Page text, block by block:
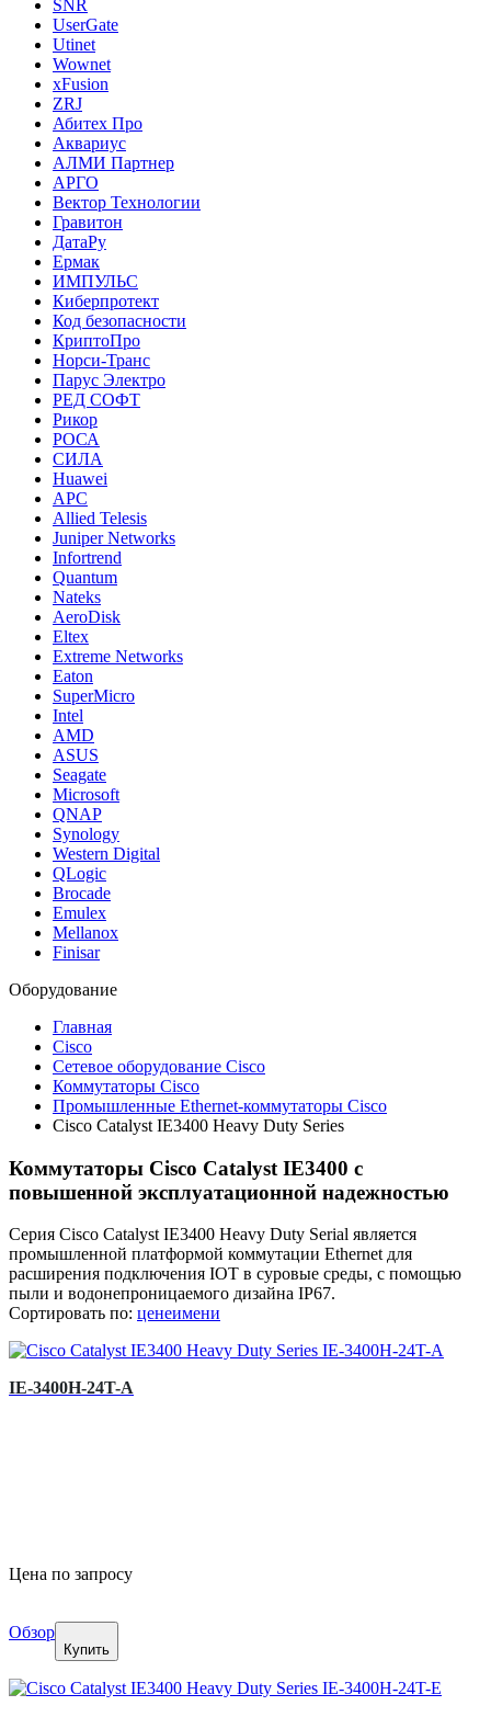
SNR
UserGate
Utinet
Wownet
xFusion
ZRJ
Абитех Про
Аквариус
АЛМИ Партнер
АРГО
Вектор Технологии
Гравитон
ДатаРу
Ермак
ИМПУЛЬС
Киберпротект
Код безопасности
КриптоПро
Норси-Транс
Парус Электро
РЕД СОФТ
Рикор
РОСА
СИЛА
Huawei
APC
Allied Telesis
Juniper Networks
Infortrend
Quantum
Nateks
AeroDisk
Eltex
Extreme Networks
Eaton
SuperMicro
Intel
AMD
ASUS
Seagate
Microsoft
QNAP
Synology
Western Digital
QLogic
Brocade
Emulex
Mellanox
Finisar
Оборудование
Главная
Cisco
Сетевое оборудование Cisco
Коммутаторы Cisco
Промышленные Ethernet-коммутаторы Cisco
Cisco Catalyst IE3400 Heavy Duty Series
Коммутаторы Cisco Catalyst IE3400 с
повышенной эксплуатационной надежностью
Серия Cisco Catalyst IE3400 Heavy Duty Serial является
промышленной платформой коммутации Ethernet для
расширения подключения IOT в суровые среды, с помощью
пыли и водонепроницаемого дизайна IP67.
Сортировать по: ценеимени
IE-3400H-24T-A
Цена по запросу
Обзор
Купить